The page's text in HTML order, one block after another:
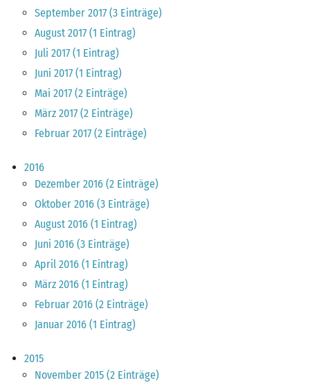
September 2017 (3 Einträge)
August 2017 (1 Eintrag)
Juli 2017 (1 Eintrag)
Juni 2017 (1 Eintrag)
Mai 2017 (2 Einträge)
März 2017 (2 Einträge)
Februar 2017 (2 Einträge)
2016
Dezember 2016 (2 Einträge)
Oktober 2016 (3 Einträge)
August 2016 (1 Eintrag)
Juni 2016 (3 Einträge)
April 2016 (1 Eintrag)
März 2016 (1 Eintrag)
Februar 2016 (2 Einträge)
Januar 2016 (1 Eintrag)
2015
November 2015 (2 Einträge)